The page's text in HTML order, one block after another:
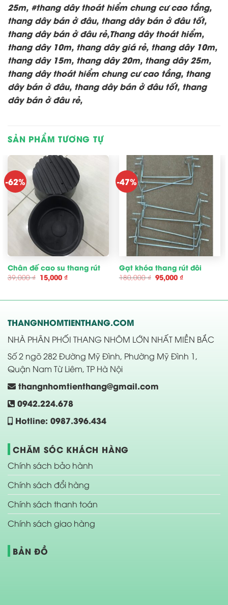
25m, #thang dây thoát hiểm chung cư cao tầng,
thang dây bán ở đâu, thang dây bán ở đâu tốt,
thang dây bán ở đâu rẻ,Thang dây thoát hiểm,
thang dây 10m, thang dây giá rẻ, thang dây 10m,
thang dây 15m, thang dây 20m, thang dây 25m,
thang dây thoát hiểm chung cư cao tầng, thang
dây bán ở đâu, thang dây bán ở đâu tốt, thang
dây bán ở đâu rẻ,
SẢN PHẨM TƯƠNG TỰ
-62%
Chân đế cao su thang rút
39,000₫ Giá
gốc
15,000 ₫Giá
hiện
15,000 ₫.
-47%
Gạt khóa thang rút đôi
180,000₫ Giá
gốc
95,000 ₫Giá
hiện
95,000 ₫.
THANGNHOMTIENTHANG.COM
NHÀ PHÂN PHỐI THANG NHÔM LỚN NHẤT MIỀN BẮC
Số 2 ngõ 282 Đường Mỹ Đình, Phường Mỹ Đình 1,
Quận Nam Từ Liêm, TP Hà Nội
thangnhomtienthang@gmail.com
0942.224.678
Hotline: 0987.396.434
CHĂM SÓC KHÁCH HÀNG
Chính sách bảo hành
Chính sách đổi hàng
Chính sách thanh toán
Chính sách giao hàng
BẢN ĐỒ